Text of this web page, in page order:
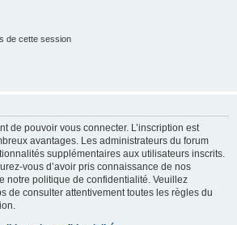
de cette session
de pouvoir vous connecter. L’inscription est
avantages. Les administrateurs du forum
supplémentaires aux utilisateurs inscrits.
vous d’avoir pris connaissance de nos
notre politique de confidentialité. Veuillez
de consulter attentivement toutes les règles du